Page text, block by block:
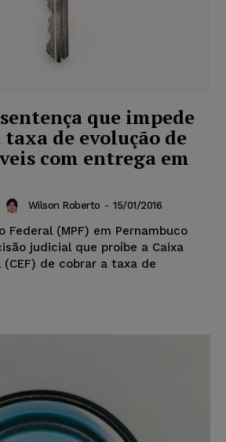
que impede
de evolução de
com entrega em
Wilson Roberto - 15/01/2016
Federal (MPF) em Pernambuco
judicial que proíbe a Caixa
(CEF) de cobrar a taxa de